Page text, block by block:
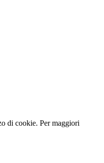
di cookie. Per maggiori